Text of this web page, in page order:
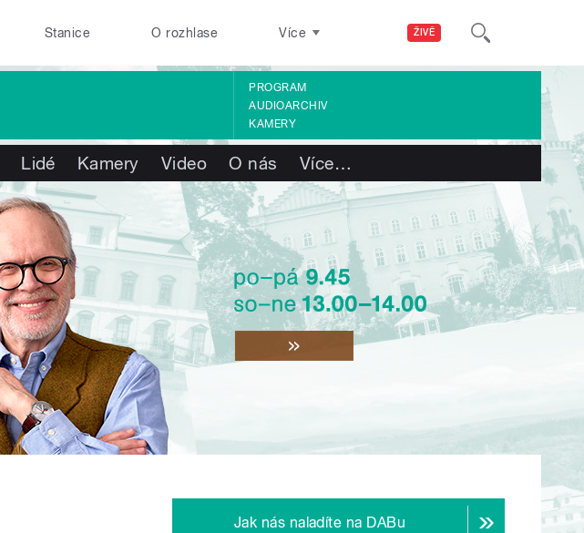
ŽIVĚ
Stanice O rozhlase Více
PROGRAM
AUDIOARCHIV
KAMERY
Lidé Kamery Video O nás Více…
Jak nás naladíte na DABu